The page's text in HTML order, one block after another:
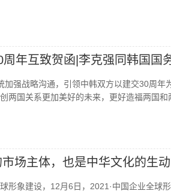
年互致贺函|李克强同韩国国
强战略沟通，引领中韩双方以建交30周年
两国关系更加美好的未来，更好造福两国和
场主体，也是中华文化的生
形象建设，12月6日，2021·中国企业全球